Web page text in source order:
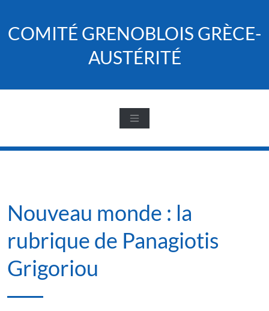
content
COMITÉ GRENOBLOIS GRÈCE-
AUSTÉRITÉ
Nouveau monde : la
rubrique de Panagiotis
Grigoriou